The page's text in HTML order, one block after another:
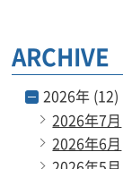
ARCHIVE
2026年 (12)
2026年7月
2026年6月